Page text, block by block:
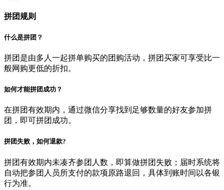
拼团规则
什么是拼团？
拼团是由多人一起拼单购买的团购活动，拼团买家可享受比一
般网购更低的折扣。
如何才能拼团成功？
在拼团有效期内，通过微信分享找到足够数量的好友参加拼
团，即可拼团成功。
拼团失败，如何退款?
拼团有效期内未凑齐参团人数，即算做拼团失败；届时系统将
自动把参团人员所支付的款项原路退回，具体到账时间以各银
行为准。